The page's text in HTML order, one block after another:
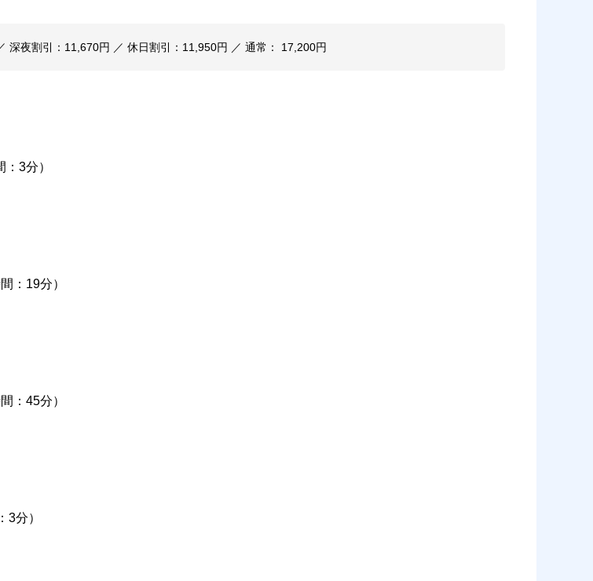
深夜割引：11,670円 ／ 休日割引：11,950円 ／ 通常： 17,200円
：3分）
：19分）
：45分）
3分）